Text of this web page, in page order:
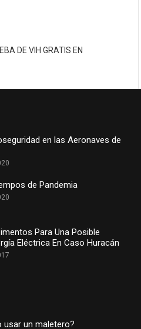
DE VIH GRATIS EN
en las Aeronaves de
de Pandemia
Para Una Posible
Eléctrica En Caso Huracán
usar un maletero?